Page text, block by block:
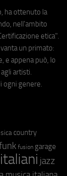
ha ottenuto la
nell'ambito
etica".
un primato:
e appena può, lo
artisti.
ogni genere.
country
fusion garage
italiani jazz